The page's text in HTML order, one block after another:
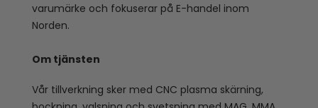
varumärke och fokuserar på E-handel inom
Norden.
Om tjänsten
Vår tillverkning sker med CNC plasma skärning,